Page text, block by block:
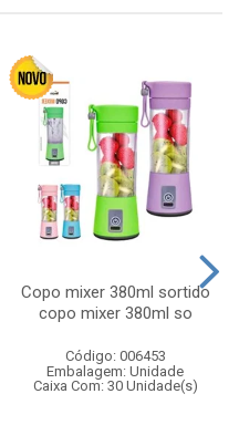
Copo mixer 380ml sortido
copo mixer 380ml so
Código: 006453
Embalagem: Unidade
Caixa Com: 30 Unidade(s)